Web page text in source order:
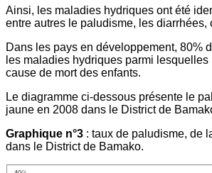
Ainsi, les maladies hydriques ont été
entre autres le paludisme, les
Dans les pays en développement, 80%
les maladies hydriques parmi
cause de mort des enfants.
Le diagramme ci-dessous présente le
jaune en 2008 dans le District de
Graphique n°3 : taux de paludisme, de
dans le District de Bamako.